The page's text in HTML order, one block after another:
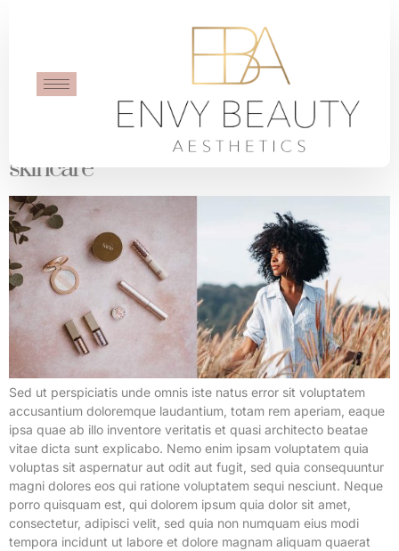
Category:Foundation
Glowing skin is a result of proper
skincare
Sed ut perspiciatis unde omnis iste natus error sit voluptatem
accusantium doloremque laudantium, totam rem aperiam, eaque
ipsa quae ab illo inventore veritatis et quasi architecto beatae
vitae dicta sunt explicabo. Nemo enim ipsam voluptatem quia
voluptas sit aspernatur aut odit aut fugit, sed quia consequuntur
magni dolores eos qui ratione voluptatem sequi nesciunt. Neque
porro quisquam est, qui dolorem ipsum quia dolor sit amet,
consectetur, adipisci velit, sed quia non numquam eius modi
tempora incidunt ut labore et dolore magnam aliquam quaerat